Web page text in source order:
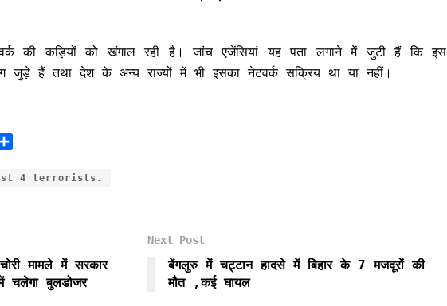
की कड़ियों को खंगाल रही है। जांच एजेंसियां यह पता लगाने में जुटी हैं कि इस
हैं तथा देश के अन्य राज्यों में भी इसका नेटवर्क सक्रिय था या नहीं।
a 4 terrorists.
मामले में सरकार
चलेगा बुलडोजर
Next Post
बेंगलुरु में चट्टान हादसे में बिहार के 7 मजदूरों की
मौत ,कई घायल